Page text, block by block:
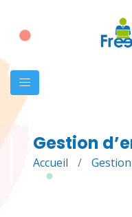
Gestion
Accueil /